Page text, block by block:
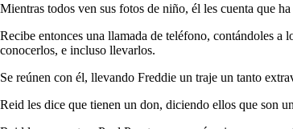
Mientras todos ven sus fotos de niño, él les cuenta que
Recibe entonces una llamada de teléfono, contándoles a
conocerlos, e incluso llevarlos.
Se reúnen con él, llevando Freddie un traje un tanto
Reid les dice que tienen un don, diciendo ellos que son